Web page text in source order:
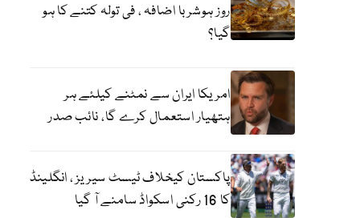
روز ہوشربا اضافہ ، فی تولہ کتنے کا ہو
گیا؟
امریکا ایران سے نمٹنے کیلئے ہر
ہتھیار استعمال کرے گا، نائب صدر
پاکستان کیخلاف ٹیسٹ سیریز ، انگلینڈ
کا 16 رکنی اسکواڈ سامنے آ گیا